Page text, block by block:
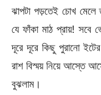
ঝাপটা পড়তেই চোখ
যে ফাঁকা মাঠ প্রায়!
দূরে দূরে কিছু পুরানো
রাশ বিস্ময় নিয়ে আস্তে
বুঝলাম।